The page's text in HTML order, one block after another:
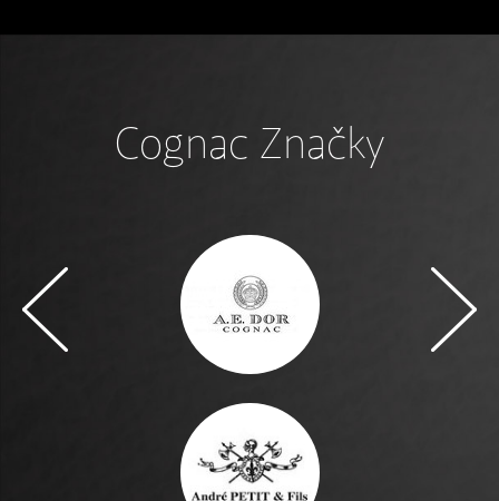
Cognac Značky